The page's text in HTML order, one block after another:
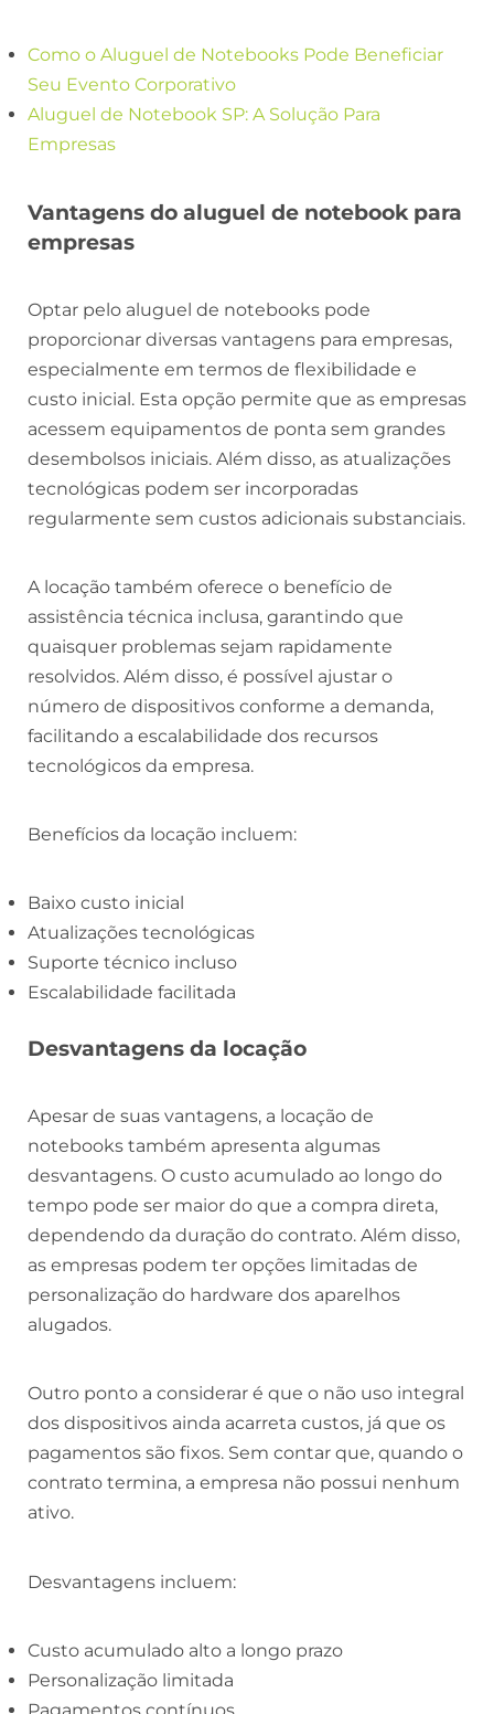
Como o Aluguel de Notebooks Pode Beneficiar
Seu Evento Corporativo
Aluguel de Notebook SP: A Solução Para
Empresas
Vantagens do aluguel de notebook para
empresas
Optar pelo aluguel de notebooks pode
proporcionar diversas vantagens para empresas,
especialmente em termos de flexibilidade e
custo inicial. Esta opção permite que as empresas
acessem equipamentos de ponta sem grandes
desembolsos iniciais. Além disso, as atualizações
tecnológicas podem ser incorporadas
regularmente sem custos adicionais substanciais.
A locação também oferece o benefício de
assistência técnica inclusa, garantindo que
quaisquer problemas sejam rapidamente
resolvidos. Além disso, é possível ajustar o
número de dispositivos conforme a demanda,
facilitando a escalabilidade dos recursos
tecnológicos da empresa.
Benefícios da locação incluem:
Baixo custo inicial
Atualizações tecnológicas
Suporte técnico incluso
Escalabilidade facilitada
Desvantagens da locação
Apesar de suas vantagens, a locação de
notebooks também apresenta algumas
desvantagens. O custo acumulado ao longo do
tempo pode ser maior do que a compra direta,
dependendo da duração do contrato. Além disso,
as empresas podem ter opções limitadas de
personalização do hardware dos aparelhos
alugados.
Outro ponto a considerar é que o não uso integral
dos dispositivos ainda acarreta custos, já que os
pagamentos são fixos. Sem contar que, quando o
contrato termina, a empresa não possui nenhum
ativo.
Desvantagens incluem:
Custo acumulado alto a longo prazo
Personalização limitada